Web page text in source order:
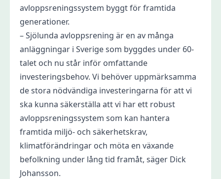
avloppsreningssystem byggt för framtida
generationer.
– Sjölunda avloppsrening är en av många
anläggningar i Sverige som byggdes under 60-
talet och nu står inför omfattande
investeringsbehov. Vi behöver uppmärksamma
de stora nödvändiga investeringarna för att vi
ska kunna säkerställa att vi har ett robust
avloppsreningssystem som kan hantera
framtida miljö- och säkerhetskrav,
klimatförändringar och möta en växande
befolkning under lång tid framåt, säger Dick
Johansson.